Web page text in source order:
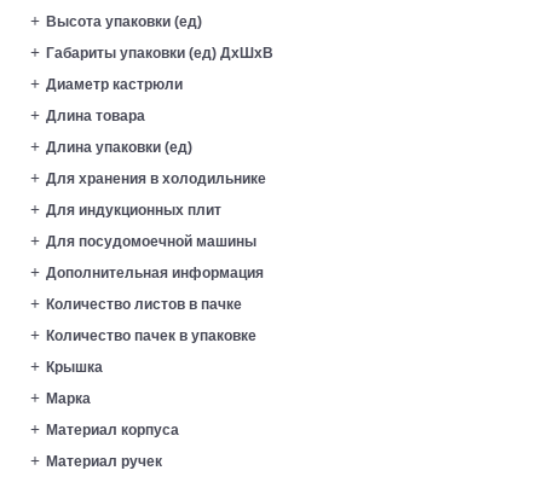
Высота упаковки (ед)
Габариты упаковки (ед) ДхШхВ
Диаметр кастрюли
Длина товара
Длина упаковки (ед)
Для хранения в холодильнике
Для индукционных плит
Для посудомоечной машины
Дополнительная информация
Количество листов в пачке
Количество пачек в упаковке
Крышка
Марка
Материал корпуса
Материал ручек